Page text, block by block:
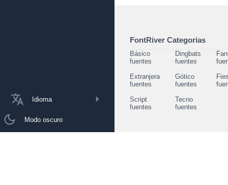
Idioma
Modo oscuro
FontRiver Categorias
Básico
fuentes
Dingbats
fuentes
Extranjera
fuentes
Gótico
fuentes
Script
fuentes
Tecno
fuentes